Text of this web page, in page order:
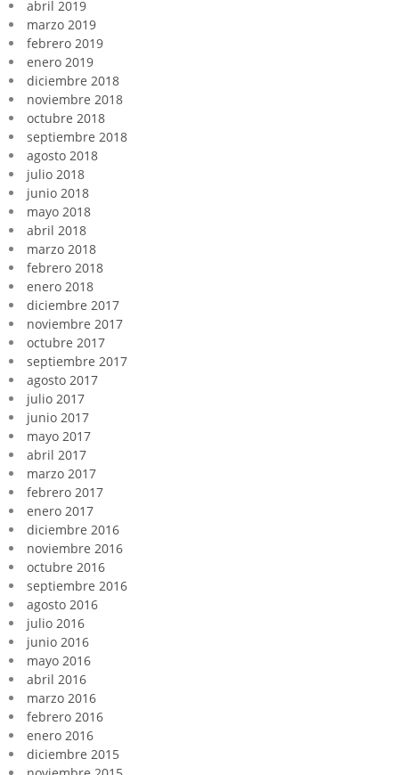
abril 2019
marzo 2019
febrero 2019
enero 2019
diciembre 2018
noviembre 2018
octubre 2018
septiembre 2018
agosto 2018
julio 2018
junio 2018
mayo 2018
abril 2018
marzo 2018
febrero 2018
enero 2018
diciembre 2017
noviembre 2017
octubre 2017
septiembre 2017
agosto 2017
julio 2017
junio 2017
mayo 2017
abril 2017
marzo 2017
febrero 2017
enero 2017
diciembre 2016
noviembre 2016
octubre 2016
septiembre 2016
agosto 2016
julio 2016
junio 2016
mayo 2016
abril 2016
marzo 2016
febrero 2016
enero 2016
diciembre 2015